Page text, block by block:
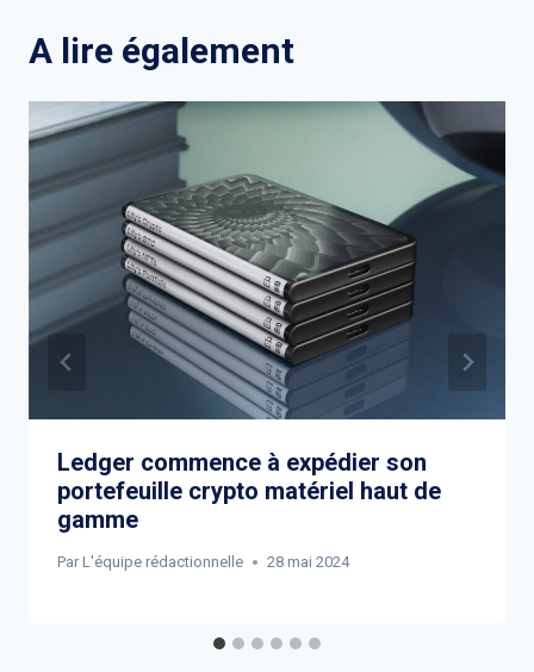
A lire également
Ledger commence à expédier son
portefeuille crypto matériel haut de
gamme
Par L'équipe rédactionnelle 28 mai 2024